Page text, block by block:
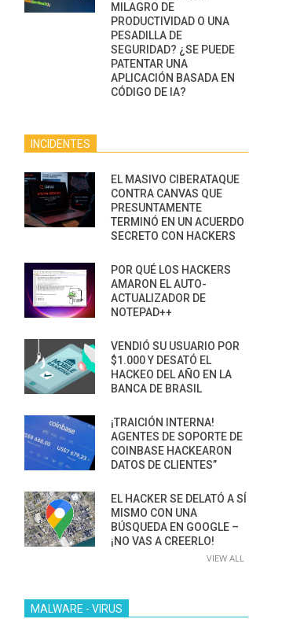
MILAGRO DE
PRODUCTIVIDAD O UNA
PESADILLA DE
SEGURIDAD? ¿SE PUEDE
PATENTAR UNA
APLICACIÓN BASADA EN
CÓDIGO DE IA?
INCIDENTES
EL MASIVO CIBERATAQUE
CONTRA CANVAS QUE
PRESUNTAMENTE
TERMINÓ EN UN ACUERDO
SECRETO CON HACKERS
POR QUÉ LOS HACKERS
AMARON EL AUTO-
ACTUALIZADOR DE
NOTEPAD++
VENDIÓ SU USUARIO POR
$1.000 Y DESATÓ EL
HACKEO DEL AÑO EN LA
BANCA DE BRASIL
¡TRAICIÓN INTERNA!
AGENTES DE SOPORTE DE
COINBASE HACKEARON
DATOS DE CLIENTES”
EL HACKER SE DELATÓ A SÍ
MISMO CON UNA
BÚSQUEDA EN GOOGLE –
¡NO VAS A CREERLO!
VIEW ALL
MALWARE - VIRUS